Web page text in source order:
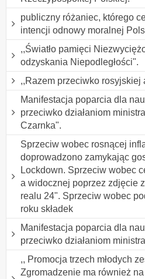
publiczny różaniec, którego
intencji odnowy moralnej
,,Światło pamięci
odzyskania Niepodległości".
,,Razem przeciwko rosyjskiej
Manifestacja poparcia dla
przeciwko działaniom
Czarnka".
Sprzeciw wobec rosnącej
doprowadzono zamykając
Lockdown. Sprzeciw wobec
a widocznej poprzez zdjęcie
realu 24". Sprzeciw wobec
roku składek
Manifestacja poparcia dla
przeciwko działaniom
,, Promocja trzech młodych
Zgromadzenie ma również